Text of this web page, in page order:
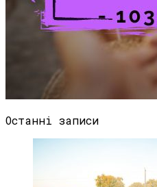
Останні записи